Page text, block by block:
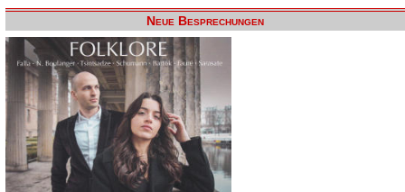
Neue Besprechungen